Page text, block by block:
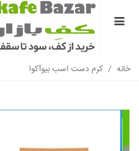
خانه / کرم دست اسب بیوآکوا